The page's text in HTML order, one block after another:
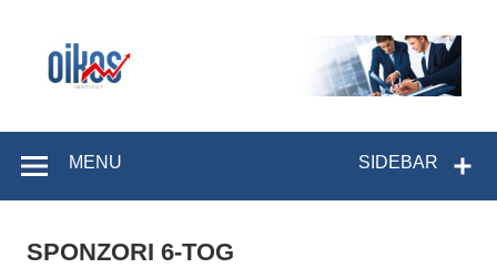
SIDEBAR
MENU
SPONZORI 6-TOG